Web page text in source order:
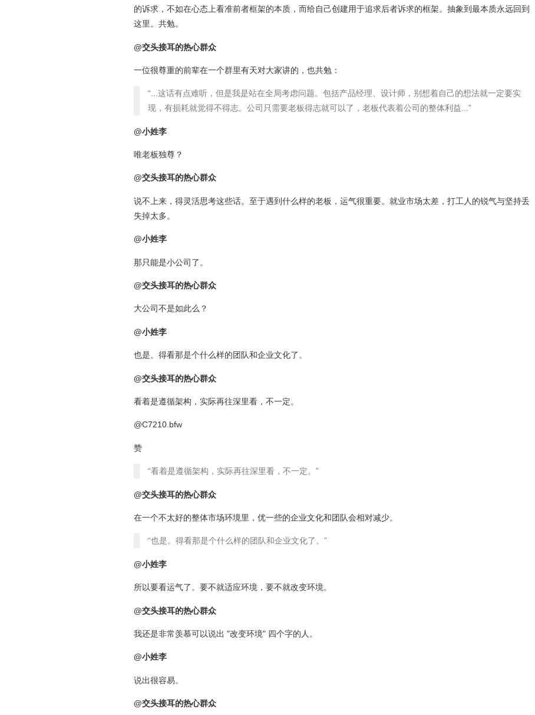
的诉求，不如在心态上看准前者框架的本质，而给自己创建用于追求后者诉求的框架。抽象到最本质永远回到
这里。共勉。
@交头接耳的热心群众
一位很尊重的前辈在一个群里有天对大家讲的，也共勉：
“...这话有点难听，但是我是站在全局考虑问题。包括产品经理、设计师，别想着自己的想法就一定要实
现，有损耗就觉得不得志。公司只需要老板得志就可以了，老板代表着公司的整体利益...”
@小姓李
唯老板独尊？
@交头接耳的热心群众
说不上来，得灵活思考这些话。至于遇到什么样的老板，运气很重要。就业市场太差，打工人的锐气与坚持丢
失掉太多。
@小姓李
那只能是小公司了。
@交头接耳的热心群众
大公司不是如此么？
@小姓李
也是。得看那是个什么样的团队和企业文化了。
@交头接耳的热心群众
看着是遵循架构，实际再往深里看，不一定。
@C7210.bfw
赞
“看着是遵循架构，实际再往深里看，不一定。”
@交头接耳的热心群众
在一个不太好的整体市场环境里，优一些的企业文化和团队会相对减少。
“也是。得看那是个什么样的团队和企业文化了。”
@小姓李
所以要看运气了。要不就适应环境，要不就改变环境。
@交头接耳的热心群众
我还是非常羡慕可以说出 "改变环境" 四个字的人。
@小姓李
说出很容易。
@交头接耳的热心群众